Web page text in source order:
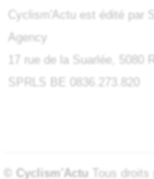
Cyclism'Actu est édité par
Agency
17 rue de la Suarlée, 5080
SPRLS BE 0836.273.820
© Cyclism'Actu Tous droits